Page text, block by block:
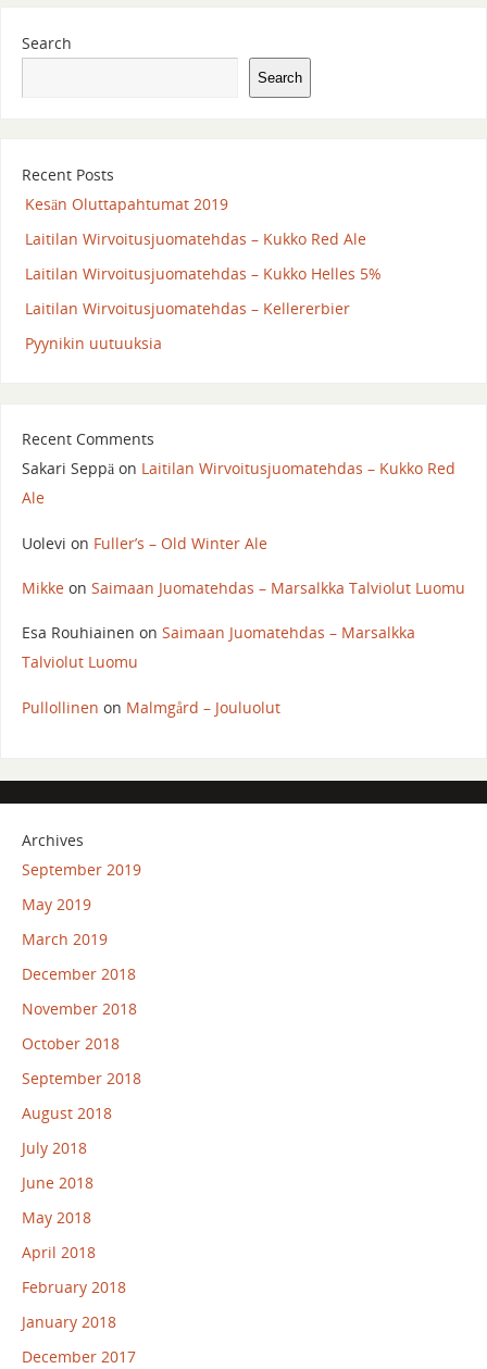
Search
Search
Recent Posts
Kesän Oluttapahtumat 2019
Laitilan Wirvoitusjuomatehdas – Kukko Red Ale
Laitilan Wirvoitusjuomatehdas – Kukko Helles 5%
Laitilan Wirvoitusjuomatehdas – Kellererbier
Pyynikin uutuuksia
Recent Comments
Sakari Seppäon Laitilan Wirvoitusjuomatehdas – Kukko Red
Ale
Uolevi on Fuller’s – Old Winter Ale
Mikkeon Saimaan Juomatehdas – Marsalkka Talviolut Luomu
Esa Rouhiainen on Saimaan Juomatehdas – Marsalkka
Talviolut Luomu
Pullollinen on Malmgård – Jouluolut
Archives
September 2019
May 2019
March 2019
December 2018
November 2018
October 2018
September 2018
August 2018
July 2018
June 2018
May 2018
April 2018
February 2018
January 2018
December 2017